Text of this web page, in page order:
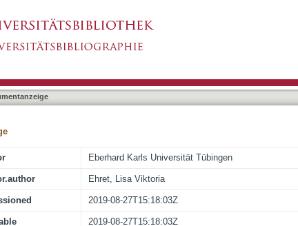
der hepatischen Zelllinien HepG2,
C
Eberhard Karls Universität Tübingen
Ehret, Lisa Viktoria
2019-08-27T15:18:03Z
2019-08-27T15:18:03Z